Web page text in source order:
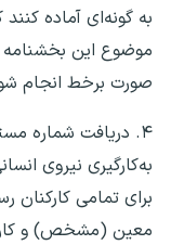
به گونه‌ای آماده
موضوع این بخشنامه
صورت برخط انجام
۴. دریافت شماره
به‌کارگیری نیروی
برای تمامی کارکنان
معین (مشخص) و